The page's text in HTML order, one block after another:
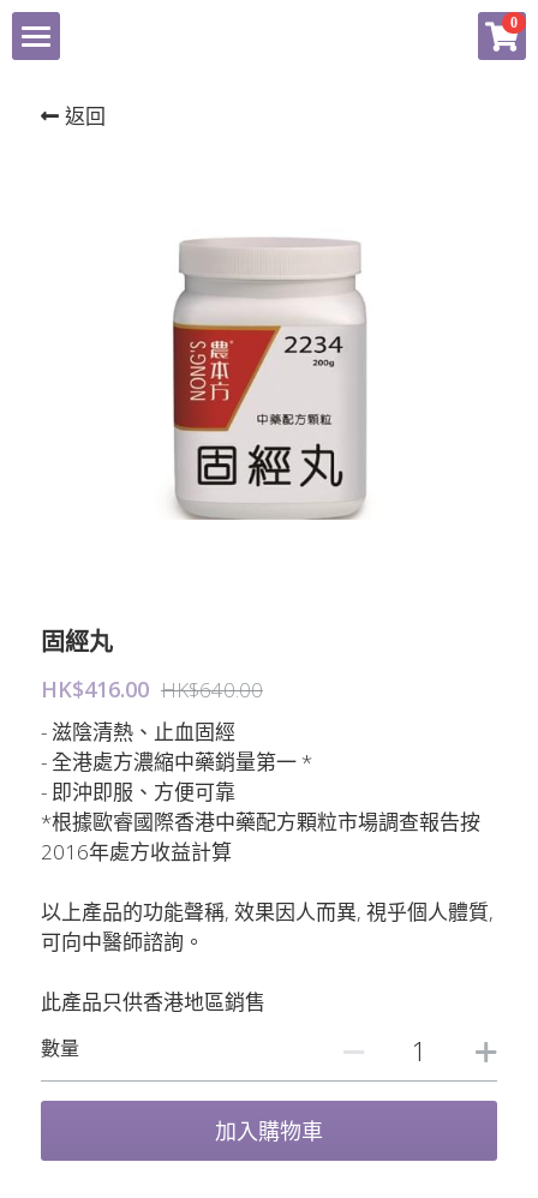
0
返回
固經丸
HK$416.00 HK$640.00
- 滋陰清熱、止血固經
- 全港處方濃縮中藥銷量第一 *
- 即沖即服、方便可靠
*根據歐睿國際香港中藥配方顆粒市場調查報告按
2016年處方收益計算
以上產品的功能聲稱, 效果因人而異, 視乎個人體質,
可向中醫師諮詢。
此產品只供香港地區銷售
數量
加入購物車
×
揚子江